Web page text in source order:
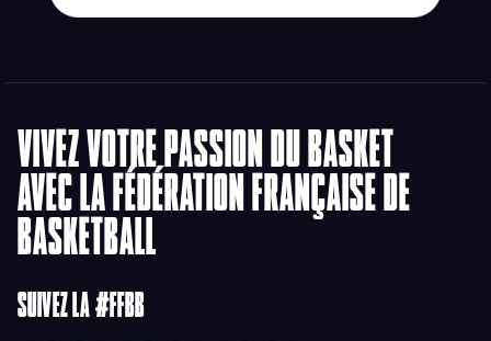
VIVEZ VOTRE PASSION DU BASKET
AVEC LA FÉDÉRATION FRANÇAISE DE
BASKETBALL
SUIVEZ LA #FFBB